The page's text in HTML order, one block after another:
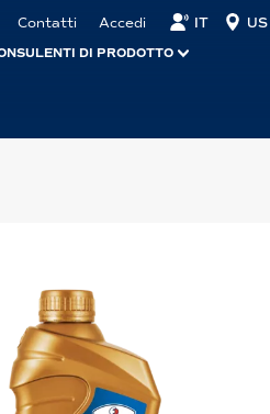
Contatti Accedi IT US
DI PRODOTTO